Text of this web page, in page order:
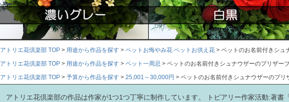
アトリエ花倶楽部 TOP 用途から作品を探す ペットお悔やみ花 ペットお供え花
ペットのお名前付きシュ
アトリエ花倶楽部 TOP
用途から作品を探す ペット一周忌
ペットのお名前付きシュナウザーのプリザー
アトリエ花倶楽部 TOP
予算から作品を探す 25,001～30,000円 ペットのお名前付きシュナウザーのプリ
アトリエ花倶楽部の作品は作家が1つ1つ丁寧に制作しています。 トピアリー作家活動:著書